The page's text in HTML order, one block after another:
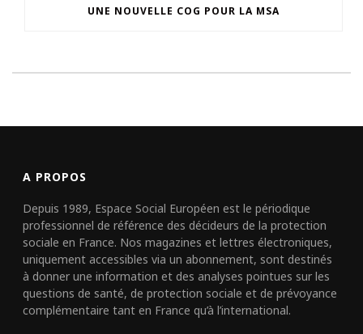
UNE NOUVELLE COG POUR LA MSA
A PROPOS
Depuis 1989, Espace Social Européen est le périodique
professionnel de référence des décideurs de la protection
sociale en France. Nos magazines et lettres électroniques,
uniquement accessibles via un abonnement, sont destinés
à donner une information et des analyses pointues sur les
questions de santé, de protection sociale et de prévoyance
complémentaire tant en France qu’à l’international.